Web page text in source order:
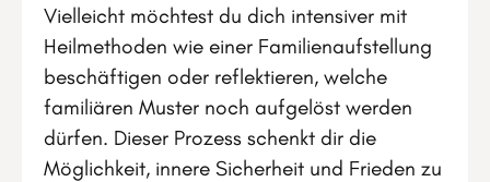
Vielleicht möchtest du dich intensiver mit
Heilmethoden wie einer Familienaufstellung
beschäftigen oder reflektieren, welche
familiären Muster noch aufgelöst werden
dürfen. Dieser Prozess schenkt dir die
Möglichkeit, innere Sicherheit und Frieden zu